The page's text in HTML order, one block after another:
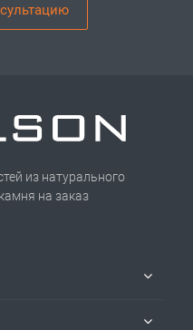
из натурального
на заказ